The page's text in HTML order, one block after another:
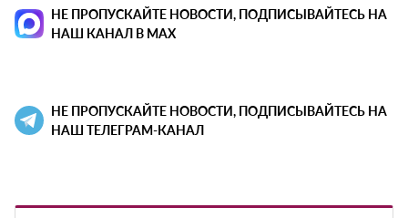
НЕ ПРОПУСКАЙТЕ НОВОСТИ, ПОДПИСЫВАЙТЕСЬ НА
НАШ КАНАЛ В MAX
НЕ ПРОПУСКАЙТЕ НОВОСТИ, ПОДПИСЫВАЙТЕСЬ НА
НАШ ТЕЛЕГРАМ-КАНАЛ